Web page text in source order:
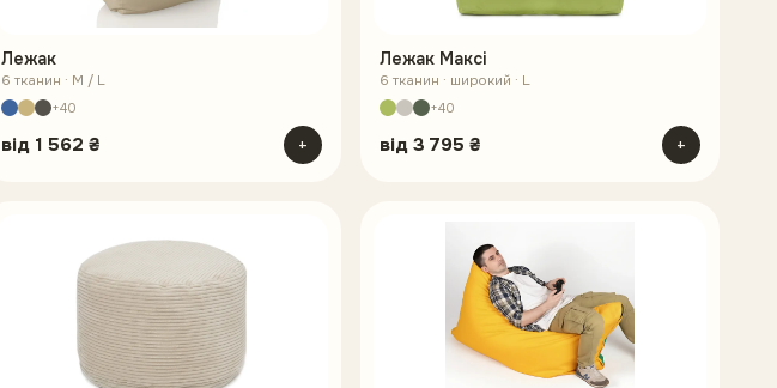
Лежак
6 тканин · M / L
+40
від 1 562 ₴ +
Лежак Максі
6 тканин · широкий · L
+40
від 3 795 ₴ +